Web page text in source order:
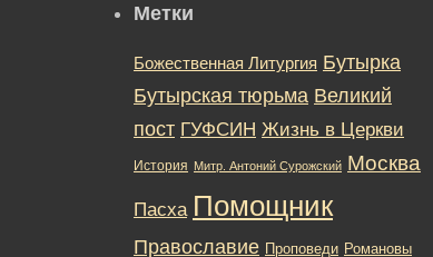
Метки
Божественная Литургия Бутырка
Бутырская тюрьма Великий
пост ГУФСИН Жизнь в Церкви
История Митр. Антоний Сурожский Москва
Пасха Помощник
Православие Проповеди Романовы